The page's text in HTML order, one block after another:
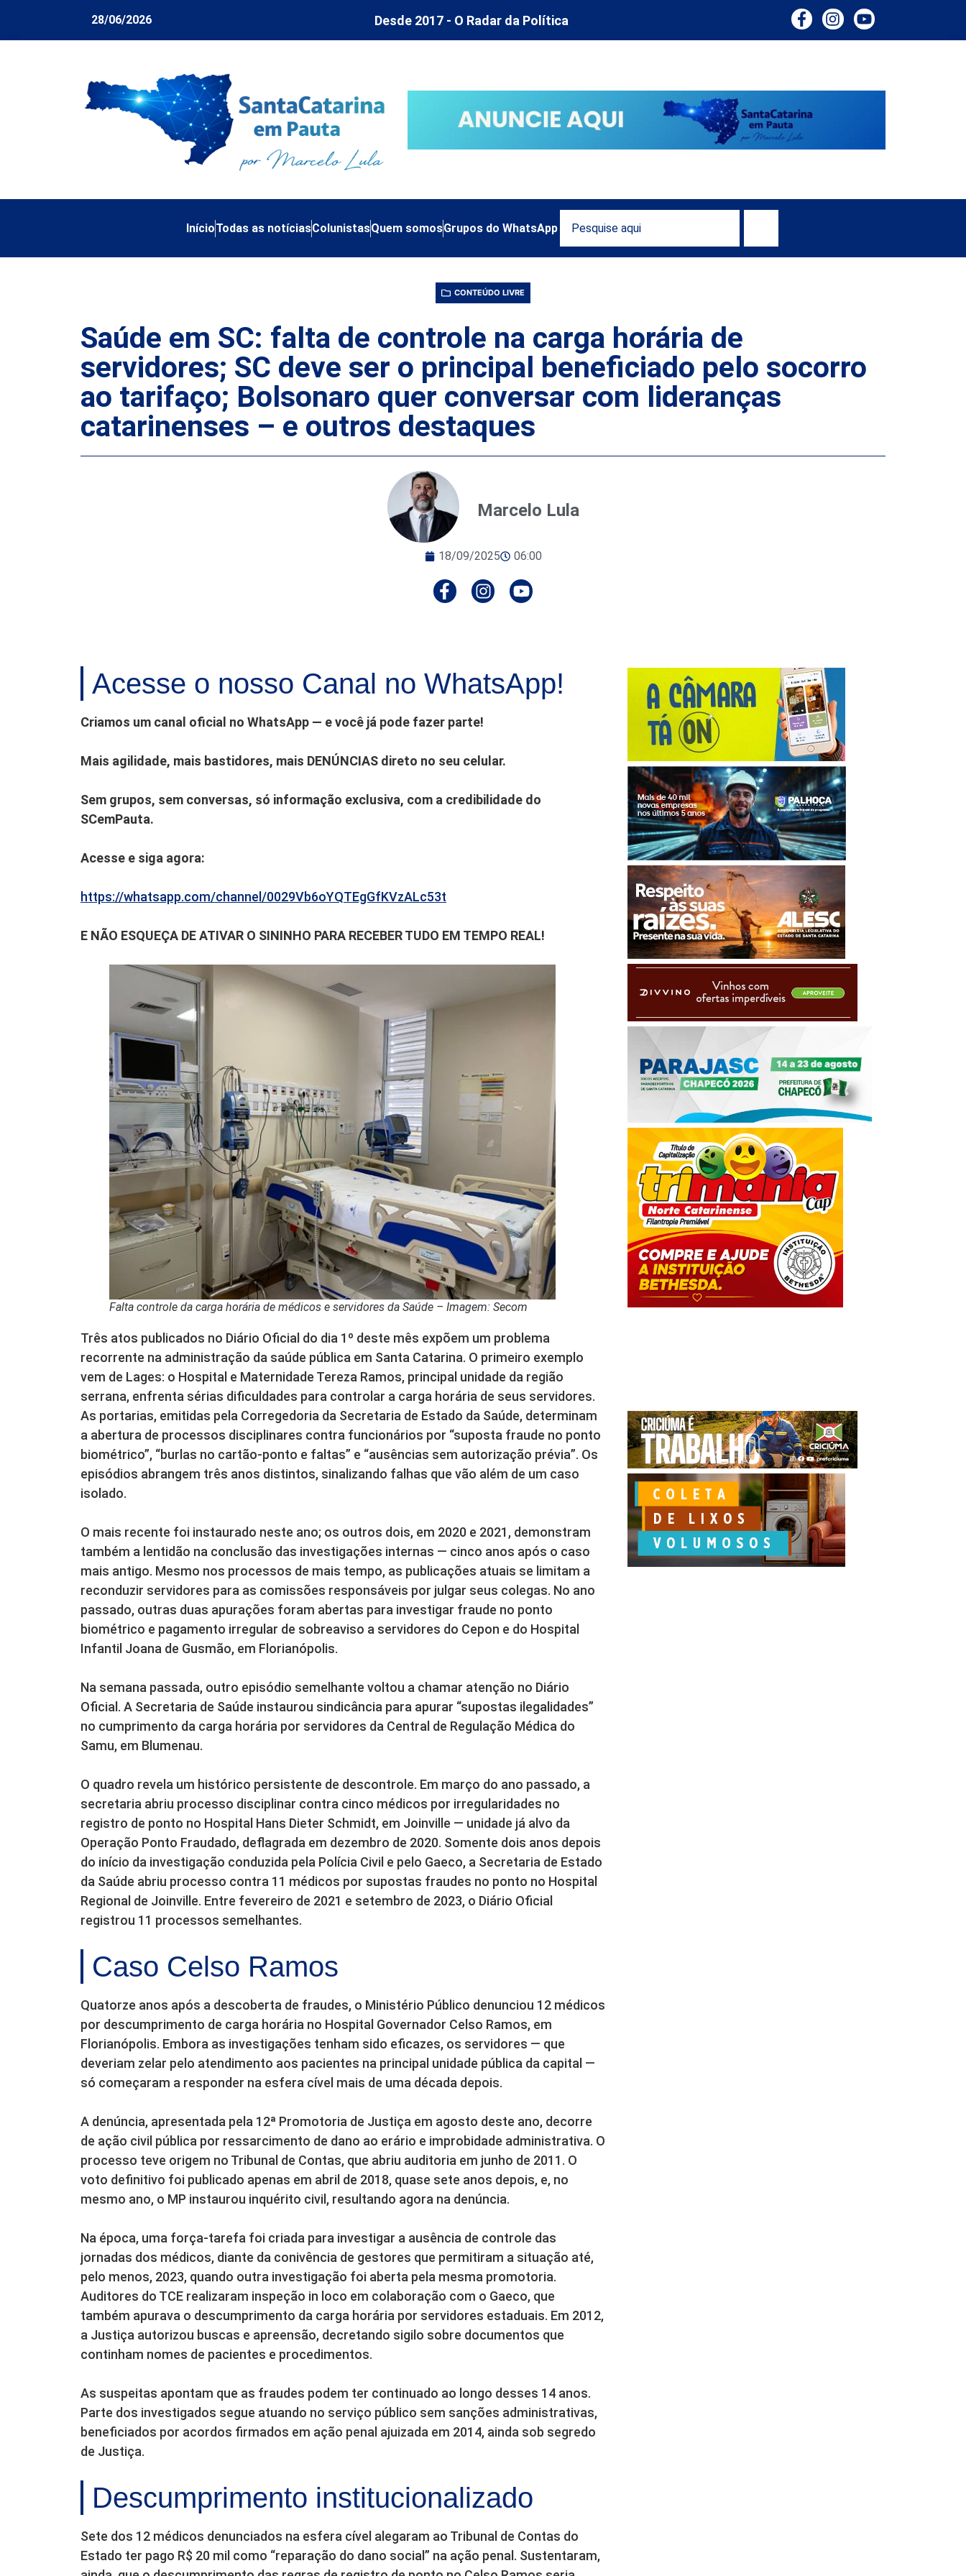
28/06/2026 Desde 2017 - O Radar da Política
InícioTodas as notíciasColunistasQuem somosGrupos do WhatsApp
CONTEÚDO LIVRE
Saúde em SC: falta de controle na carga horária de
servidores; SC deve ser o principal beneficiado pelo socorro
ao tarifaço; Bolsonaro quer conversar com lideranças
catarinenses – e outros destaques
Marcelo Lula
18/09/2025 06:00
Acesse o nosso Canal no WhatsApp!
Criamos um canal oficial no WhatsApp — e você já pode fazer parte!
Mais agilidade, mais bastidores, mais DENÚNCIAS direto no seu celular.
Sem grupos, sem conversas, só informação exclusiva, com a credibilidade do
SCemPauta.
Acesse e siga agora:
https://whatsapp.com/channel/0029Vb6oYQTEgGfKVzALc53t
E NÃO ESQUEÇA DE ATIVAR O SININHO PARA RECEBER TUDO EM TEMPO REAL!
Falta controle da carga horária de médicos e servidores da Saúde – Imagem: Secom
Três atos publicados no Diário Oficial do dia 1º deste mês expõem um problema
recorrente na administração da saúde pública em Santa Catarina. O primeiro exemplo
vem de Lages: o Hospital e Maternidade Tereza Ramos, principal unidade da região
serrana, enfrenta sérias dificuldades para controlar a carga horária de seus servidores.
As portarias, emitidas pela Corregedoria da Secretaria de Estado da Saúde, determinam
a abertura de processos disciplinares contra funcionários por “suposta fraude no ponto
biométrico”, “burlas no cartão-ponto e faltas” e “ausências sem autorização prévia”. Os
episódios abrangem três anos distintos, sinalizando falhas que vão além de um caso
isolado.
O mais recente foi instaurado neste ano; os outros dois, em 2020 e 2021, demonstram
também a lentidão na conclusão das investigações internas — cinco anos após o caso
mais antigo. Mesmo nos processos de mais tempo, as publicações atuais se limitam a
reconduzir servidores para as comissões responsáveis por julgar seus colegas. No ano
passado, outras duas apurações foram abertas para investigar fraude no ponto
biométrico e pagamento irregular de sobreaviso a servidores do Cepon e do Hospital
Infantil Joana de Gusmão, em Florianópolis.
Na semana passada, outro episódio semelhante voltou a chamar atenção no Diário
Oficial. A Secretaria de Saúde instaurou sindicância para apurar “supostas ilegalidades”
no cumprimento da carga horária por servidores da Central de Regulação Médica do
Samu, em Blumenau.
O quadro revela um histórico persistente de descontrole. Em março do ano passado, a
secretaria abriu processo disciplinar contra cinco médicos por irregularidades no
registro de ponto no Hospital Hans Dieter Schmidt, em Joinville — unidade já alvo da
Operação Ponto Fraudado, deflagrada em dezembro de 2020. Somente dois anos depois
do início da investigação conduzida pela Polícia Civil e pelo Gaeco, a Secretaria de Estado
da Saúde abriu processo contra 11 médicos por supostas fraudes no ponto no Hospital
Regional de Joinville. Entre fevereiro de 2021 e setembro de 2023, o Diário Oficial
registrou 11 processos semelhantes.
Caso Celso Ramos
Quatorze anos após a descoberta de fraudes, o Ministério Público denunciou 12 médicos
por descumprimento de carga horária no Hospital Governador Celso Ramos, em
Florianópolis. Embora as investigações tenham sido eficazes, os servidores — que
deveriam zelar pelo atendimento aos pacientes na principal unidade pública da capital —
só começaram a responder na esfera cível mais de uma década depois.
A denúncia, apresentada pela 12ª Promotoria de Justiça em agosto deste ano, decorre
de ação civil pública por ressarcimento de dano ao erário e improbidade administrativa. O
processo teve origem no Tribunal de Contas, que abriu auditoria em junho de 2011. O
voto definitivo foi publicado apenas em abril de 2018, quase sete anos depois, e, no
mesmo ano, o MP instaurou inquérito civil, resultando agora na denúncia.
Na época, uma força-tarefa foi criada para investigar a ausência de controle das
jornadas dos médicos, diante da conivência de gestores que permitiram a situação até,
pelo menos, 2023, quando outra investigação foi aberta pela mesma promotoria.
Auditores do TCE realizaram inspeção in loco em colaboração com o Gaeco, que
também apurava o descumprimento da carga horária por servidores estaduais. Em 2012,
a Justiça autorizou buscas e apreensão, decretando sigilo sobre documentos que
continham nomes de pacientes e procedimentos.
As suspeitas apontam que as fraudes podem ter continuado ao longo desses 14 anos.
Parte dos investigados segue atuando no serviço público sem sanções administrativas,
beneficiados por acordos firmados em ação penal ajuizada em 2014, ainda sob segredo
de Justiça.
Descumprimento institucionalizado
Sete dos 12 médicos denunciados na esfera cível alegaram ao Tribunal de Contas do
Estado ter pago R$ 20 mil como “reparação do dano social” na ação penal. Sustentaram,